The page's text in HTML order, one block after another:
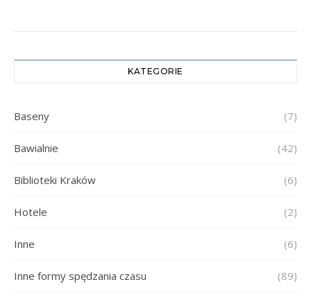
KATEGORIE
Baseny (7)
Bawialnie (42)
Biblioteki Kraków (6)
Hotele (2)
Inne (6)
Inne formy spędzania czasu (89)